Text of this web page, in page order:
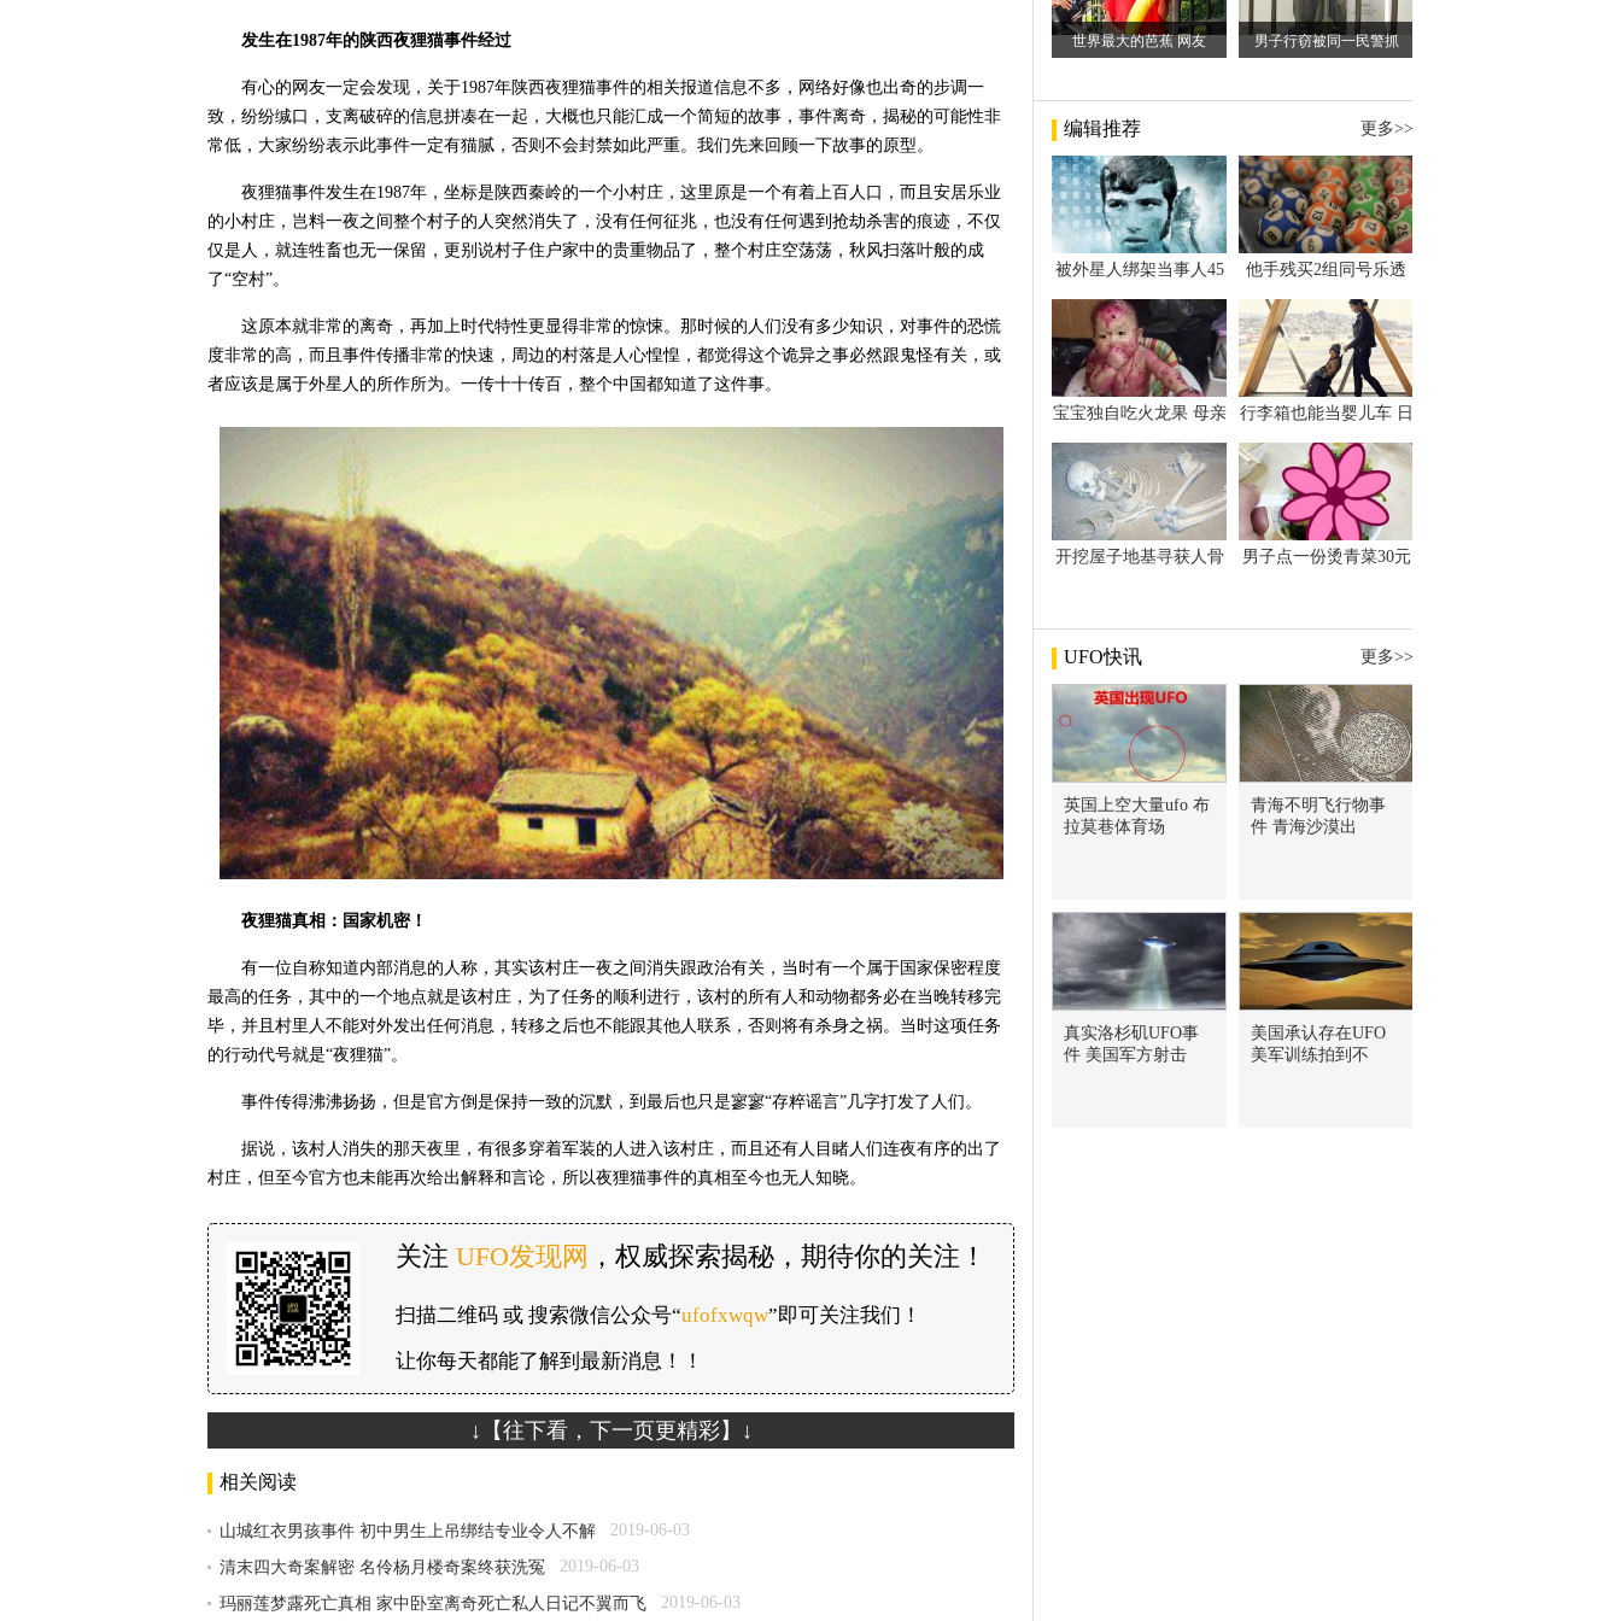
发生在1987年的陕西夜狸猫事件经过
有心的网友一定会发现，关于1987年陕西夜狸猫事件的相关报道信息不多，网络好像也出奇的步调一
致，纷纷缄口，支离破碎的信息拼凑在一起，大概也只能汇成一个简短的故事，事件离奇，揭秘的可能性非
常低，大家纷纷表示此事件一定有猫腻，否则不会封禁如此严重。我们先来回顾一下故事的原型。
夜狸猫事件发生在1987年，坐标是陕西秦岭的一个小村庄，这里原是一个有着上百人口，而且安居乐业
的小村庄，岂料一夜之间整个村子的人突然消失了，没有任何征兆，也没有任何遇到抢劫杀害的痕迹，不仅
仅是人，就连牲畜也无一保留，更别说村子住户家中的贵重物品了，整个村庄空荡荡，秋风扫落叶般的成
了“空村”。
这原本就非常的离奇，再加上时代特性更显得非常的惊悚。那时候的人们没有多少知识，对事件的恐慌
度非常的高，而且事件传播非常的快速，周边的村落是人心惶惶，都觉得这个诡异之事必然跟鬼怪有关，或
者应该是属于外星人的所作所为。一传十十传百，整个中国都知道了这件事。
夜狸猫真相：国家机密！
有一位自称知道内部消息的人称，其实该村庄一夜之间消失跟政治有关，当时有一个属于国家保密程度
最高的任务，其中的一个地点就是该村庄，为了任务的顺利进行，该村的所有人和动物都务必在当晚转移完
毕，并且村里人不能对外发出任何消息，转移之后也不能跟其他人联系，否则将有杀身之祸。当时这项任务
的行动代号就是“夜狸猫”。
事件传得沸沸扬扬，但是官方倒是保持一致的沉默，到最后也只是寥寥“存粹谣言”几字打发了人们。
据说，该村人消失的那天夜里，有很多穿着军装的人进入该村庄，而且还有人目睹人们连夜有序的出了
村庄，但至今官方也未能再次给出解释和言论，所以夜狸猫事件的真相至今也无人知晓。
关注 UFO发现网 ，权威探索揭秘，期待你的关注！
扫描二维码 或 搜索微信公众号“ufofxwqw”即可关注我们！
让你每天都能了解到最新消息！！
↓【往下看，下一页更精彩】↓
相关阅读
山城红衣男孩事件 初中男生上吊绑结专业令人不解 2019-06-03
清末四大奇案解密 名伶杨月楼奇案终获洗冤 2019-06-03
玛丽莲梦露死亡真相 家中卧室离奇死亡私人日记不翼而飞 2019-06-03
世界最大的芭蕉 网友 男子行窃被同一民警抓
编辑推荐 更多>>
被外星人绑架当事人45
斯卡古拉事件
他手残买2组同号乐透
万
宝宝独自吃火龙果 母亲
行李箱也能当婴儿车 日
开挖屋子地基寻获人骨
男子点一份烫青菜30元
UFO快讯 更多>>
英国上空大量ufo 布
拉莫巷体育场
青海不明飞行物事
件 青海沙漠出
真实洛杉矶UFO事
件 美国军方射击
美国承认存在UFO
美军训练拍到不